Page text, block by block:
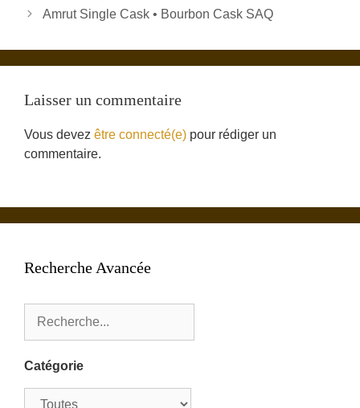
Amrut Single Cask • Bourbon Cask SAQ
Laisser un commentaire
Vous devez être connecté(e) pour rédiger un
commentaire.
Recherche Avancée
Catégorie